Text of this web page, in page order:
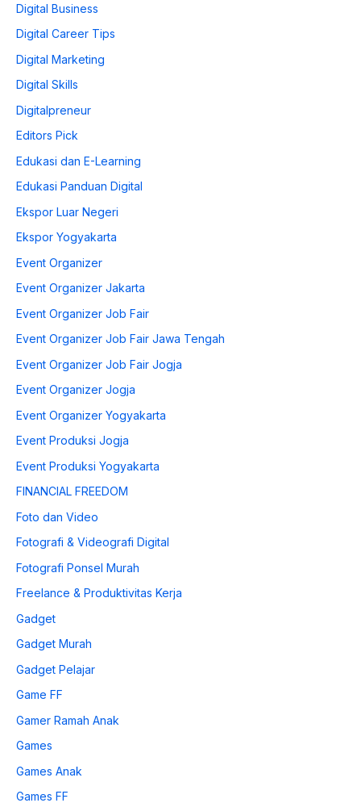
Digital Business
Digital Career Tips
Digital Marketing
Digital Skills
Digitalpreneur
Editors Pick
Edukasi dan E-Learning
Edukasi Panduan Digital
Ekspor Luar Negeri
Ekspor Yogyakarta
Event Organizer
Event Organizer Jakarta
Event Organizer Job Fair
Event Organizer Job Fair Jawa Tengah
Event Organizer Job Fair Jogja
Event Organizer Jogja
Event Organizer Yogyakarta
Event Produksi Jogja
Event Produksi Yogyakarta
FINANCIAL FREEDOM
Foto dan Video
Fotografi & Videografi Digital
Fotografi Ponsel Murah
Freelance & Produktivitas Kerja
Gadget
Gadget Murah
Gadget Pelajar
Game FF
Gamer Ramah Anak
Games
Games Anak
Games FF